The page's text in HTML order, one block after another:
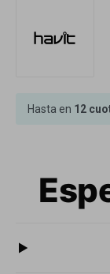
Hasta en 12